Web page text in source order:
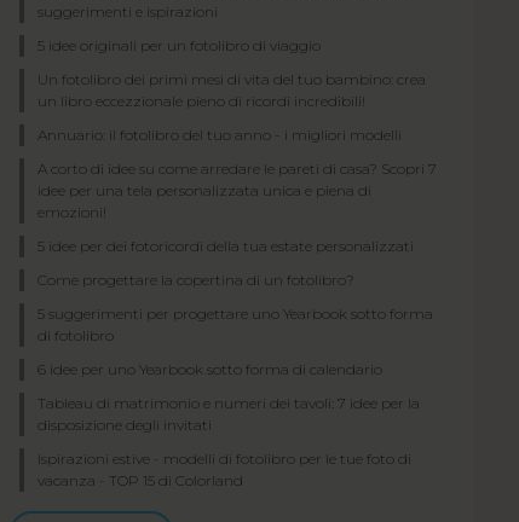
suggerimenti e ispirazioni
5 idee originali per un fotolibro di viaggio
Un fotolibro dei primi mesi di vita del tuo bambino: crea
un libro eccezzionale pieno di ricordi incredibili!
Annuario: il fotolibro del tuo anno - i migliori modelli
A corto di idee su come arredare le pareti di casa? Scopri 7
idee per una tela personalizzata unica e piena di
emozioni!
5 idee per dei fotoricordi della tua estate personalizzati
Come progettare la copertina di un fotolibro?
5 suggerimenti per progettare uno Yearbook sotto forma
di fotolibro
6 idee per uno Yearbook sotto forma di calendario
Tableau di matrimonio e numeri dei tavoli: 7 idee per la
disposizione degli invitati
Ispirazioni estive - modelli di fotolibro per le tue foto di
vacanza - TOP 15 di Colorland